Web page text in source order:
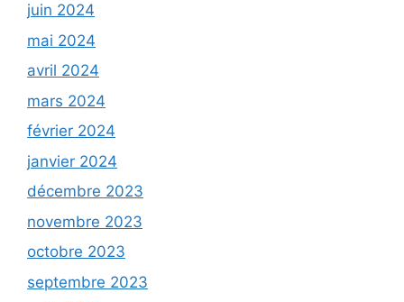
juin 2024
mai 2024
avril 2024
mars 2024
février 2024
janvier 2024
décembre 2023
novembre 2023
octobre 2023
septembre 2023